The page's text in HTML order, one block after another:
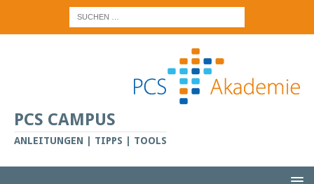
PCS CAMPUS
ANLEITUNGEN | TIPPS | TOOLS